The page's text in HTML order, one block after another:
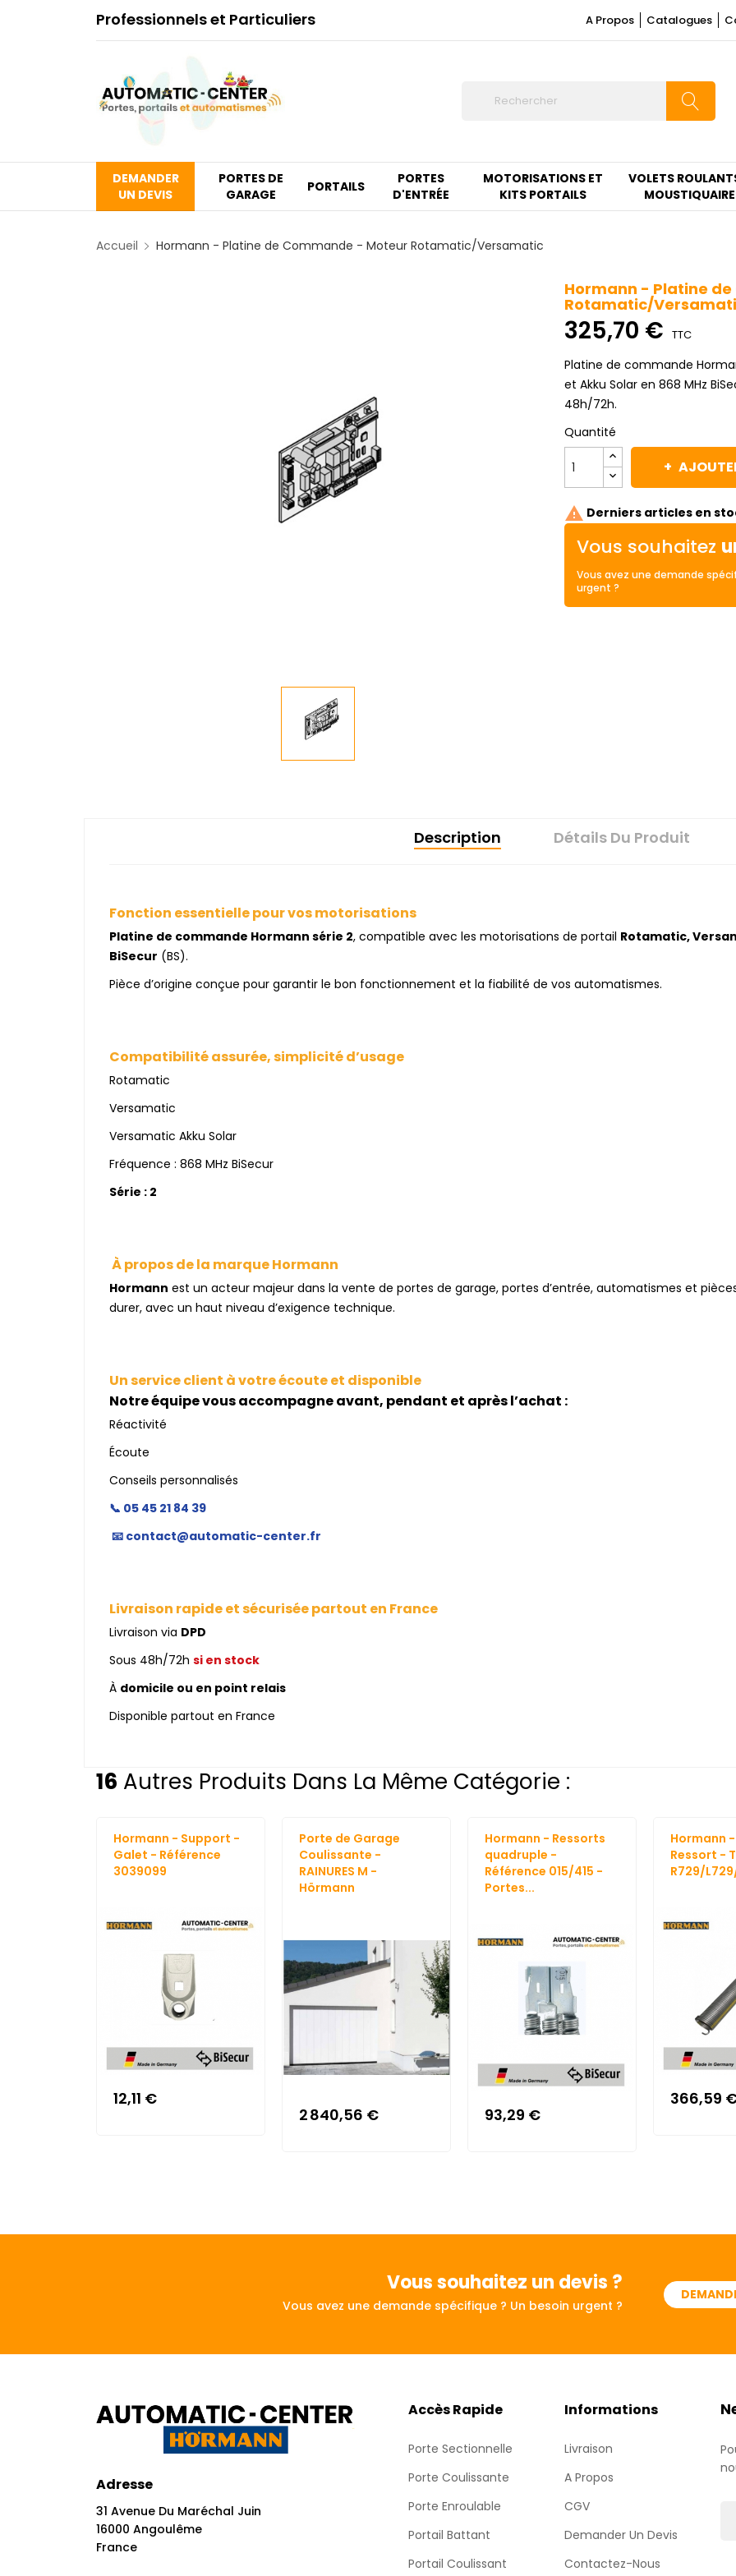
Professionnels et Particuliers A Propos Catalogues
DEMANDER
UN DEVIS
PORTES DE
GARAGE
PORTAILS
PORTES
D'ENTRÉE
MOTORISATIONS ET
KITS PORTAILS
VOLETS
Accueil Hormann - Platine de Commande - Moteur Rotamatic/Versamatic
Hormann - Platine
Rotamatic/
325,70 € TTC
Platine de commande
et Akku Solar en 868 MHz
48h/72h.
Quantité
 Derniers articles en
Vous souhaitez
Vous avez une demande
urgent ?
Description Détails Du Produit
Fonction essentielle pour vos motorisations
Platine de commande Hormann série 2, compatible avec les motorisations de portail Rotamatic,
BiSecur (BS).
Pièce d’origine conçue pour garantir le bon fonctionnement et la fiabilité de vos automatismes.
Compatibilité assurée, simplicité d’usage
Rotamatic
Versamatic
Versamatic Akku Solar
Fréquence : 868 MHz BiSecur
Série : 2
À propos de la marque Hormann
Hormann est un acteur majeur dans la vente de portes de garage, portes d’entrée, automatismes et
durer, avec un haut niveau d’exigence technique.
Un service client à votre écoute et disponible
Notre équipe vous accompagne avant, pendant et après l’achat :
Réactivité
Écoute
Conseils personnalisés
📞 05 45 21 84 39
📧 contact@automatic-center.fr
Livraison rapide et sécurisée partout en France
Livraison via DPD
Sous 48h/72h si en stock
À domicile ou en point relais
Disponible partout en France
16 Autres Produits Dans La Même Catégorie :
Hormann - Support -
Galet - Référence
3039099
12,11 €
Porte de Garage
Coulissante -
RAINURES M -
Hörmann
2 840,56 €
Hormann - Ressorts
quadruple -
Référence 015/415 -
Portes...
93,29 €
Hormann
Ressort -
R729/
366,59
Vous souhaitez un devis ?
Vous avez une demande spécifique ? Un besoin urgent ?
Adresse
31 Avenue Du Maréchal Juin
16000 Angoulême
France
Accès Rapide
Porte Sectionnelle
Porte Coulissante
Porte Enroulable
Portail Battant
Portail Coulissant
Informations
Livraison
A Propos
CGV
Demander Un Devis
Contactez-Nous